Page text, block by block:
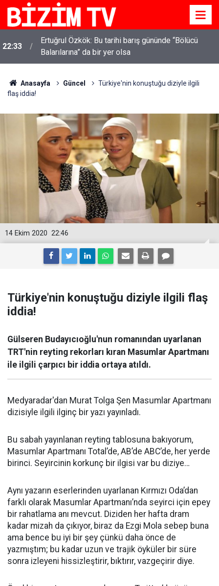
22:33
Ertuğrul Özkök: Bu tarihi barış gününde “Bölücü
Balarılarına” da bir yer olsa
Anasayfa Güncel
Türkiye'nin konuştuğu diziyle ilgili
flaş iddia!
22:46
14 Ekim 2020
Türkiye'nin konuştuğu diziyle ilgili flaş
iddia!
Gülseren Budayıcıoğlu'nun romanından uyarlanan
TRT'nin reyting rekorları kıran Masumlar Apartmanı
ile ilgili çarpıcı bir iddia ortaya atıldı.
Medyaradar'dan Murat Tolga Şen Masumlar Apartmanı
dizisiyle ilgili ilginç bir yazı yayınladı.
Bu sabah yayınlanan reyting tablosuna bakıyorum,
Masumlar Apartmanı Total’de, AB’de ABC’de, her yerde
birinci. Seyircinin korkunç bir ilgisi var bu diziye…
Aynı yazarın eserlerinden uyarlanan Kırmızı Oda’dan
farklı olarak Masumlar Apartmanı’nda seyirci için epey
bir rahatlama anı mevcut. Diziden her hafta dram
kadar mizah da çıkıyor, biraz da Ezgi Mola sebep buna
ama bence bu iyi bir şey çünkü daha önce de
yazmıştım; bu kadar uzun ve trajik öyküler bir süre
sonra izleyeni hissizleştirir, bıktırır, vazgeçirir diye.